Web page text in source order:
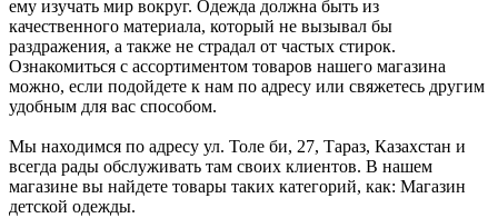
ему изучать мир вокруг. Одежда должна быть из
качественного материала, который не вызывал бы
раздражения, а также не страдал от частых стирок.
Ознакомиться с ассортиментом товаров нашего магазина
можно, если подойдете к нам по адресу или свяжетесь другим
удобным для вас способом.
Мы находимся по адресу ул. Толе би, 27, Тараз, Казахстан и
всегда рады обслуживать там своих клиентов. В нашем
магазине вы найдете товары таких категорий, как: Магазин
детской одежды.